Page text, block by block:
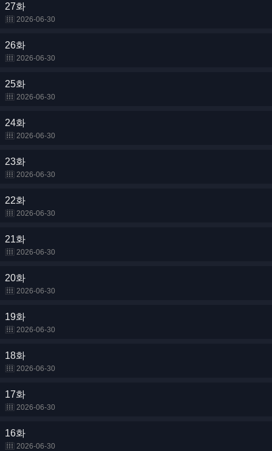
27화
2026-06-30
26화
2026-06-30
25화
2026-06-30
24화
2026-06-30
23화
2026-06-30
22화
2026-06-30
21화
2026-06-30
20화
2026-06-30
19화
2026-06-30
18화
2026-06-30
17화
2026-06-30
16화
2026-06-30